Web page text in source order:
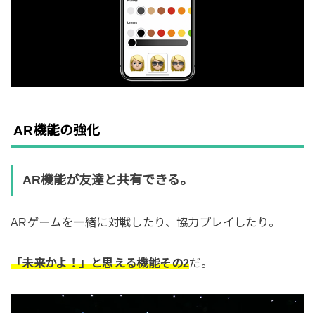
AR機能の強化
AR機能が友達と共有できる。
ARゲームを一緒に対戦したり、協力プレイしたり。
「未来かよ！」と思える機能その2だ。